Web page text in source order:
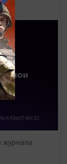
журнала